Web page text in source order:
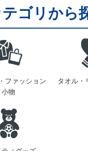
テゴリから
ファッション
小物
タオル・